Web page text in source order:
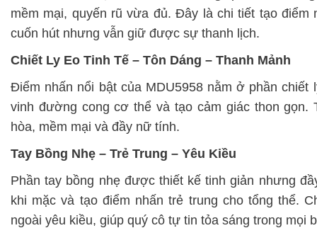
mềm mại, quyến rũ vừa đủ. Đây là chi tiết tạo điểm
cuốn hút nhưng vẫn giữ được sự thanh lịch.
Chiết Ly Eo Tinh Tế – Tôn Dáng – Thanh Mảnh
Điểm nhấn nổi bật của MDU5958 nằm ở phần
vinh đường cong cơ thể và tạo cảm giác thon gọn.
hòa, mềm mại và đầy nữ tính.
Tay Bồng Nhẹ – Trẻ Trung – Yêu Kiều
Phần tay bồng nhẹ được thiết kế tinh giản nhưng
khi mặc và tạo điểm nhấn trẻ trung cho tổng thể.
ngoài yêu kiều, giúp quý cô tự tin tỏa sáng trong mọi